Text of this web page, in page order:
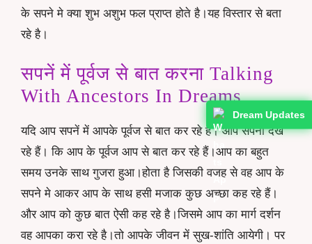
Dream Updates
के सपने मे क्या शुभ अशुभ फल प्राप्त होते है।यह विस्तार से बता
रहे है।
सपनें में पूर्वज से बात करना Talking
With Ancestors In Dreams
यदि आप सपनें में आपके पूर्वज से बात कर रहे हैं। आप सपना देख
रहे हैं। कि आप के पूर्वज आप से बात कर रहे हैं।आप का बहुत
समय उनके साथ गुजरा हुआ।होता है जिसकी वजह से वह आप के
सपने मे आकर आप के साथ हसी मजाक कुछ अच्छा कह रहे हैं।
और आप को कुछ बात ऐसी कह रहे है।जिसमे आप का मार्ग दर्शन
वह आपका करा रहे है।तो आपके जीवन में सुख-शांति आयेगी। पर